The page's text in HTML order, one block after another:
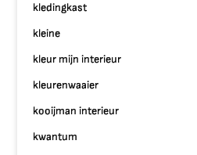
kledingkast
kleine
kleur mijn interieur
kleurenwaaier
kooijman interieur
kwantum